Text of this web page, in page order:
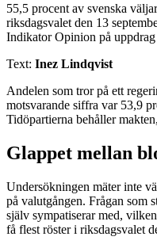
55,5 procent av svenska
riksdagsvalet den 13
Indikator Opinion på
Text: Inez Lindqvist
Andelen som tror på ett
motsvarande siffra var 53,9
Tidöpartierna behåller
Glappet mellan
Undersökningen mäter inte
på valutgången. Frågan som
själv sympatiserar med,
få flest röster i riksdagsvalet